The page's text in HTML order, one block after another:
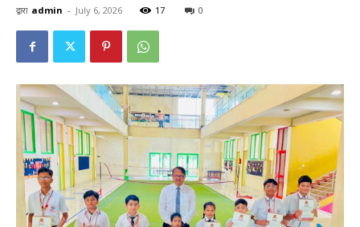
द्वारा admin - July 6, 2026 17 0